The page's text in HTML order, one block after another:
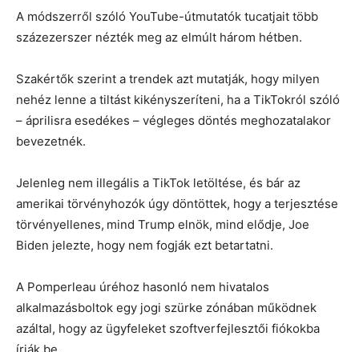
A módszerről szóló YouTube-útmutatók tucatjait több
százezerszer nézték meg az elmúlt három hétben.
Szakértők szerint a trendek azt mutatják, hogy milyen
nehéz lenne a tiltást kikényszeríteni, ha a TikTokról szóló
– áprilisra esedékes – végleges döntés meghozatalakor
bevezetnék.
Jelenleg nem illegális a TikTok letöltése, és bár az
amerikai törvényhozók úgy döntöttek, hogy a terjesztése
törvényellenes, mind Trump elnök, mind elődje, Joe
Biden jelezte, hogy nem fogják ezt betartatni.
A Pomperleau úréhoz hasonló nem hivatalos
alkalmazásboltok egy jogi szürke zónában működnek
azáltal, hogy az ügyfeleket szoftverfejlesztői fiókokba
írják be.